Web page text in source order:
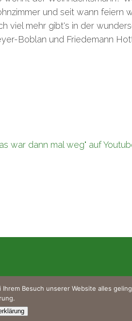
und seit wann feiern
viel mehr gibt's in der
Boblan und Friedemann
war dann mal weg" auf
Besuch unserer Website alles